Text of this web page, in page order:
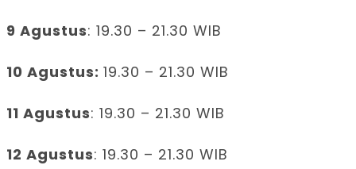
9 Agustus: 19.30 – 21.30 WIB
10 Agustus: 19.30 – 21.30 WIB
11 Agustus: 19.30 – 21.30 WIB
12 Agustus: 19.30 – 21.30 WIB